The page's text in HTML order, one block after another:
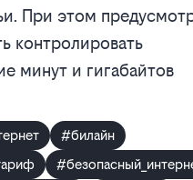
При этом
контролировать
минут и гигабайтов
#билайн